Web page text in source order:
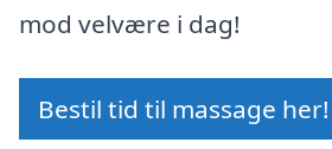
mod velvære i dag!
Bestil tid til massage her!